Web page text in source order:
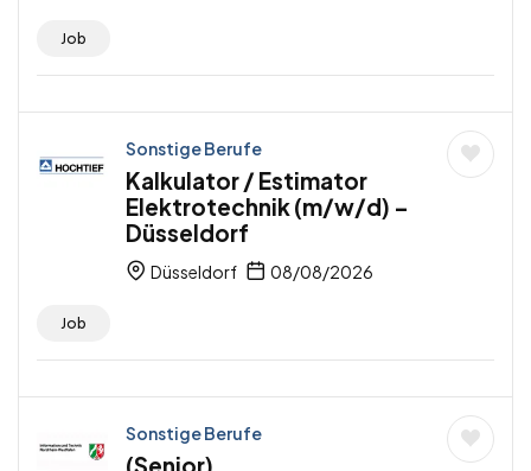
Job
Sonstige Berufe
Kalkulator / Estimator
Elektrotechnik (m/w/d) –
Düsseldorf
Düsseldorf 08/08/2026
Job
Sonstige Berufe